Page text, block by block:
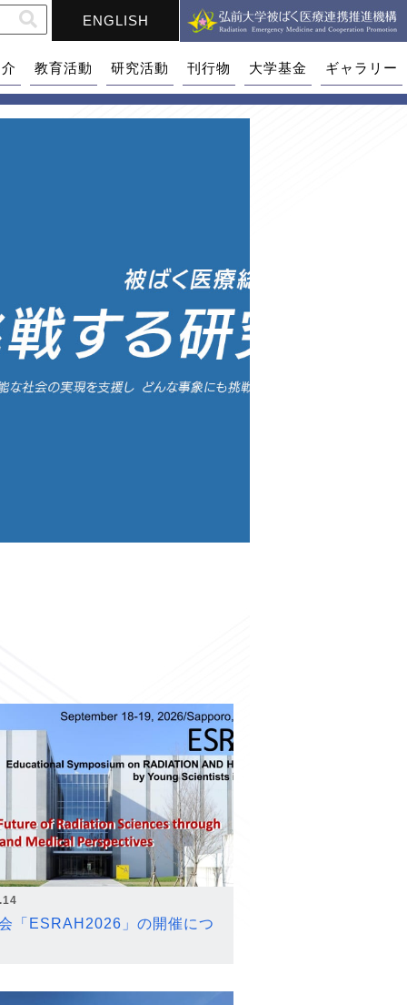
ENGLISH
教育活動 研究活動 刊行物 大学基金 ギャラリー
「ESRAH2026」の開催につ